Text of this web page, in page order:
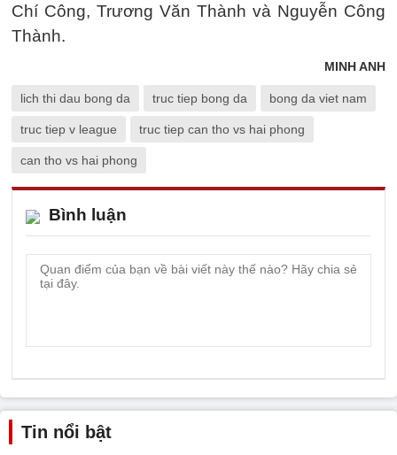
Chí Công, Trương Văn Thành và Nguyễn Công
Thành.
MINH ANH
lich thi dau bong da truc tiep bong da bong da viet nam
truc tiep v league truc tiep can tho vs hai phong
can tho vs hai phong
Bình luận
Tin nổi bật